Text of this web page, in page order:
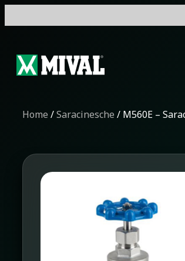
Home /Saracinesche / M560E –